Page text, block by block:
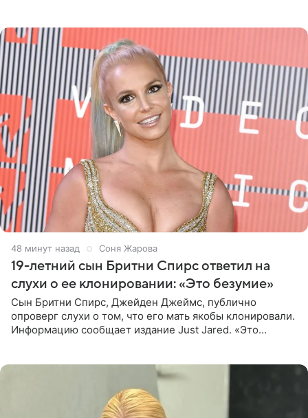
49 минут назад Соня Жарова
19-летний сын Бритни Спирс ответил на
слухи о ее клонировании: «Это безумие»
Сын Бритни Спирс, Джейден Джеймс, публично
опроверг слухи о том, что его мать якобы клонировали.
Информацию сообщает издание Just Jared. «Это